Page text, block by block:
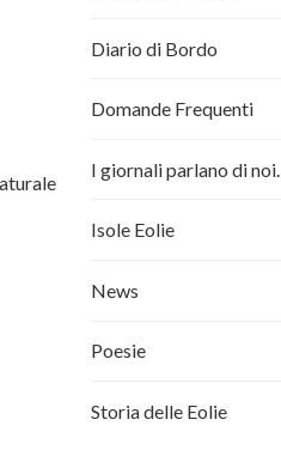
Diario di Bordo
Domande Frequenti
I giornali parlano di noi…
Isole Eolie
News
Poesie
Storia delle Eolie